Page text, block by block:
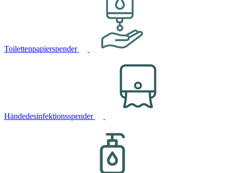
Toilettenpapierspender
Händedesinfektionsspender